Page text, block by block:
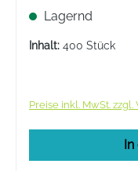
Angabe einer
Lagernd
Inhalt: 400 Stück
Preise inkl. MwSt.
In